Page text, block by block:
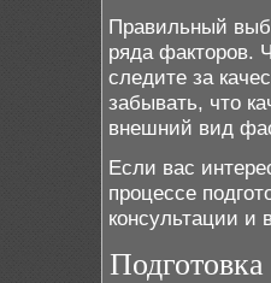
Правильный
ряда факторов.
следите за
забывать, что
внешний вид
Если вас
процессе
консультации и